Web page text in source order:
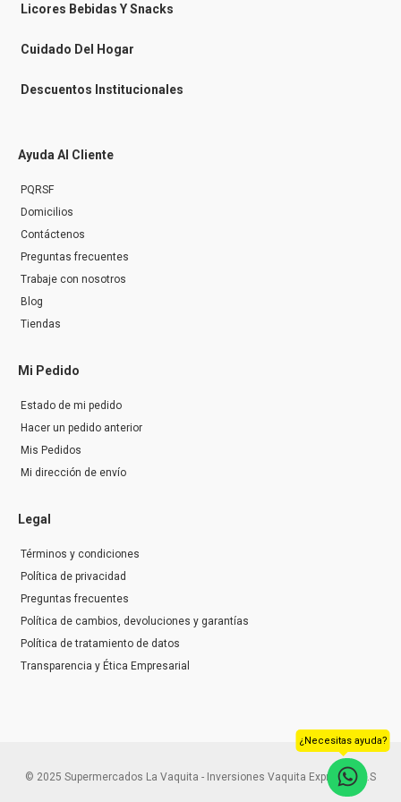
n
g
r
Licores Bebidas Y Snacks
Cuidado Del Hogar
Descuentos Institucionales
Ayuda Al Cliente
PQRSF
Domicilios
Contáctenos
Preguntas frecuentes
Trabaje con nosotros
Blog
Tiendas
Mi Pedido
Estado de mi pedido
Hacer un pedido anterior
Mis Pedidos
Mi dirección de envío
Legal
Términos y condiciones
Política de privacidad
Preguntas frecuentes
Política de cambios, devoluciones y garantías
Política de tratamiento de datos
Transparencia y Ética Empresarial
© 2025 Supermercados La Vaquita - Inversiones Vaquita Express S.A.S
¿Necesitas ayuda?